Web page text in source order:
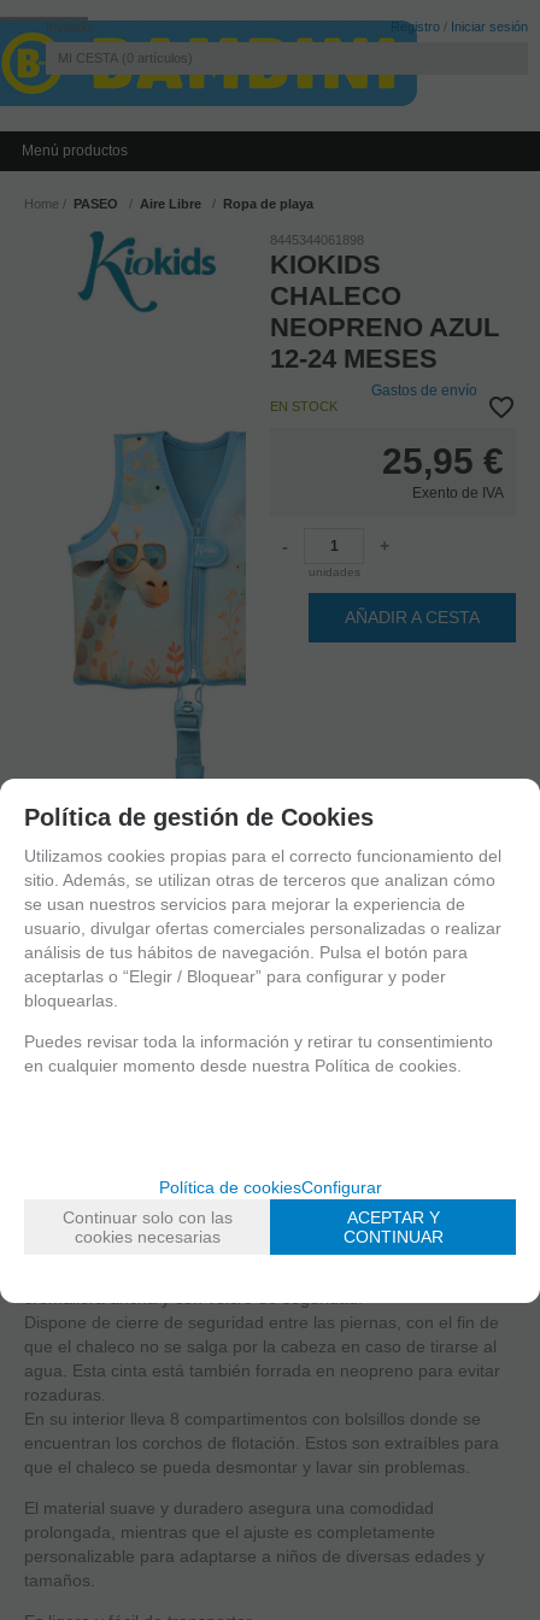
Invitado Registro / Iniciar sesión
MI CESTA 0 artículos
Menú productos
Home PASEO Aire Libre Ropa de playa
1
8445344061898
KIOKIDS
CHALECO
NEOPRENO AZUL
12-24 MESES
EN STOCK
Gastos de envío
25,95 €
Exento de IVA
-
unidades
+
AÑADIR A CESTA
Este chaleco de flotación de Kiokids es perfecto para los
no solo garantiza la seguridad en el agua sino que también
capta la atención de los niños, haciendo del aprendizaje una
experiencia divertida.
Fabricado en neopreno muy agradable al tacto y con costuras
cremallera ancha y con velcro de seguridad.
Dispone de cierre de seguridad entre las piernas, con el fin de
que el chaleco no se salga por la cabeza en caso de tirarse al
agua. Esta cinta está también forrada en neopreno para evitar
rozaduras.
En su interior lleva 8 compartimentos con bolsillos donde se
encuentran los corchos de flotación. Estos son extraíbles para
que el chaleco se pueda desmontar y lavar sin problemas.
El material suave y duradero asegura una comodidad
prolongada, mientras que el ajuste es completamente
personalizable para adaptarse a niños de diversas edades y
tamaños.
Política de gestión de Cookies
Utilizamos cookies propias para el correcto funcionamiento del
sitio. Además, se utilizan otras de terceros que analizan cómo
se usan nuestros servicios para mejorar la experiencia de
usuario, divulgar ofertas comerciales personalizadas o realizar
análisis de tus hábitos de navegación. Pulsa el botón para
aceptarlas o “Elegir / Bloquear” para configurar y poder
bloquearlas.
Puedes revisar toda la información y retirar tu consentimiento
en cualquier momento desde nuestra Política de cookies.
Política de cookiesConfigurar
Continuar solo con las
cookies necesarias
ACEPTAR Y
CONTINUAR